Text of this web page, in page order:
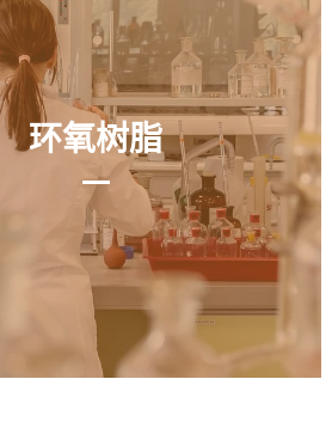
环氧树脂
环氧树脂
五金、建筑
防锈处理